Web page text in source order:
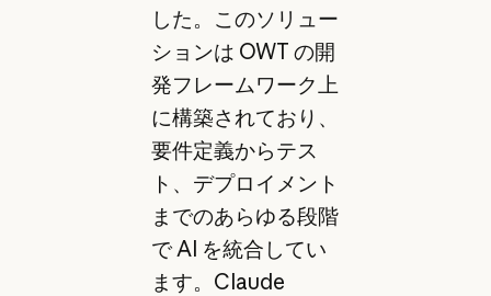
した。このソリュー
ションは OWT の開
発フレームワーク上
に構築されており、
要件定義からテス
ト、デプロイメント
までのあらゆる段階
で AI を統合してい
ます。Claude